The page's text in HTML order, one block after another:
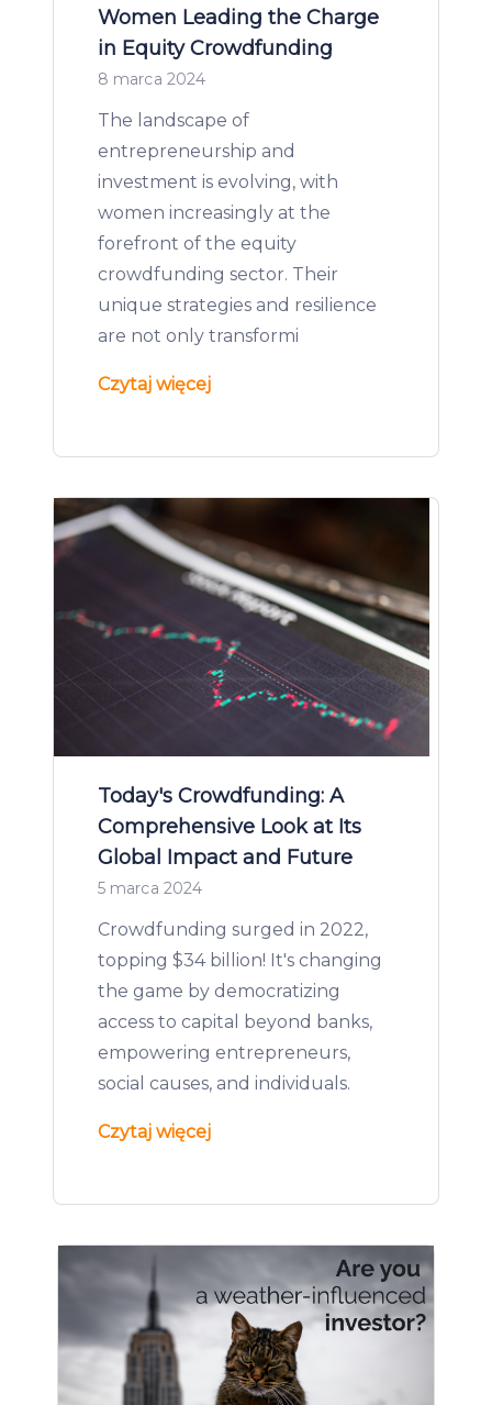
Women Leading the Charge
in Equity Crowdfunding
8 marca 2024
The landscape of
entrepreneurship and
investment is evolving, with
women increasingly at the
forefront of the equity
crowdfunding sector. Their
unique strategies and resilience
are not only transformi
Czytaj więcej
Today's Crowdfunding: A
Comprehensive Look at Its
Global Impact and Future
5 marca 2024
Crowdfunding surged in 2022,
topping $34 billion! It's changing
the game by democratizing
access to capital beyond banks,
empowering entrepreneurs,
social causes, and individuals.
Czytaj więcej